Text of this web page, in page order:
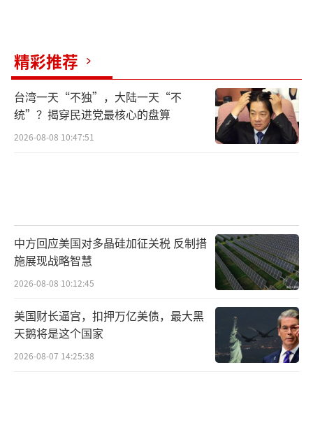
精彩推荐
台湾一天“不独”，大陆一天“不
统”？揭穿民进党最核心的盘算
2026-08-08 10:47:51
中方回应美国对多晶硅加征关税 反制措
施展现战略智慧
2026-08-08 10:12:45
美国财长逼宫，扣押万亿美债，最大黑
天鹅将是这个国家
2026-08-07 14:25:38